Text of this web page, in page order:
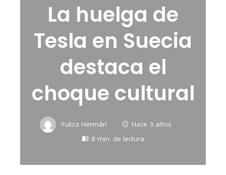
La huelga de
Tesla en Suecia
destaca el
choque cultural
Yuliza Hermán
Hace 3 años
8 min. de lectura